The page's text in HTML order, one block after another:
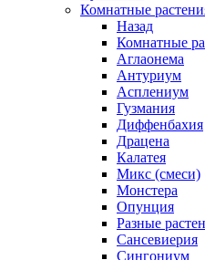
Комнатные
Назад
Комнатные
Аглаонема
Антуриум
Асплениум
Гузмания
Диффенбахия
Драцена
Калатея
Микс (смеси)
Монстера
Опунция
Разные
Сансевиерия
Сингониум